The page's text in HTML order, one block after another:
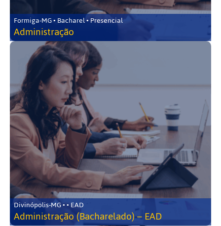
Formiga-MG • Bacharel • Presencial
Administração
Divinópolis-MG • • EAD
Administração (Bacharelado) – EAD